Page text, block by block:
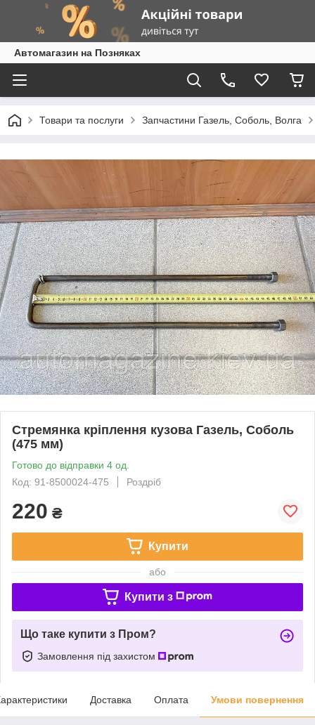
Автомагазин на Позняках
Товари та послуги Запчастини Газель, Соболь, Волга
Стремянка кріплення кузова Газель, Соболь
(475 мм)
Готово до відправки 4 од.
Код: 91-8500024-475
Роздріб
220 ₴
Купити
або
Купити з
Що таке купити з Пром?
Замовлення під захистом
Доставка Оплата Умови повернення